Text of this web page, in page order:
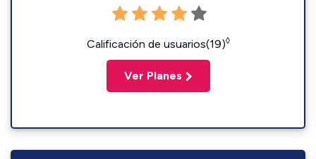
Calificación de usuarios(19)◊
Ver Planes